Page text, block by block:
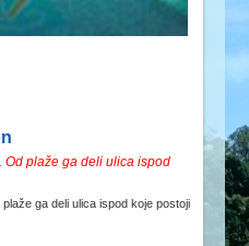
plaže ga deli ulica ispod
ga deli ulica ispod koje postoji